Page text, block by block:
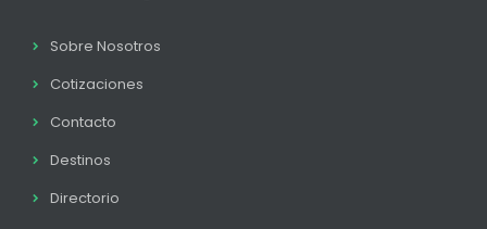
Sobre Nosotros
Cotizaciones
Contacto
Destinos
Directorio